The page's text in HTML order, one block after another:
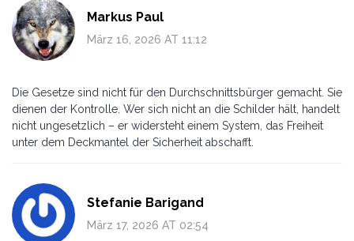
Markus Paul
März 16, 2026 AT 11:12
Die Gesetze sind nicht für den Durchschnittsbürger gemacht. Sie
dienen der Kontrolle. Wer sich nicht an die Schilder hält, handelt
nicht ungesetzlich – er widersteht einem System, das Freiheit
unter dem Deckmantel der Sicherheit abschafft.
Stefanie Barigand
März 17, 2026 AT 02:54